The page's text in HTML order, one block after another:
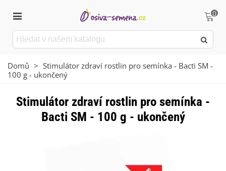
0
Domů > Stimulátor zdraví rostlin pro semínka - Bacti SM -
100 g - ukončený
Stimulátor zdraví rostlin pro semínka -
Bacti SM - 100 g - ukončený